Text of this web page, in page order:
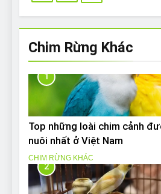
Chim Rừng Khác
1
Top những loài chim cảnh
nuôi nhất ở Việt Nam
CHIM RỪNG KHÁC
2